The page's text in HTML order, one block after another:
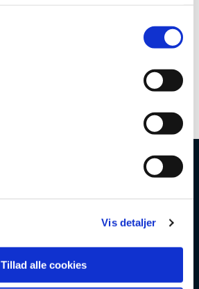
Vis detaljer
Tillad alle cookies